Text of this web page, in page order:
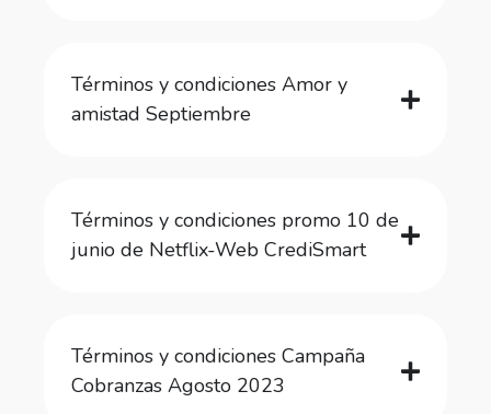
Términos y condiciones Amor y
amistad Septiembre
Términos y condiciones promo 10 de
junio de Netflix-Web CrediSmart
Términos y condiciones Campaña
Cobranzas Agosto 2023